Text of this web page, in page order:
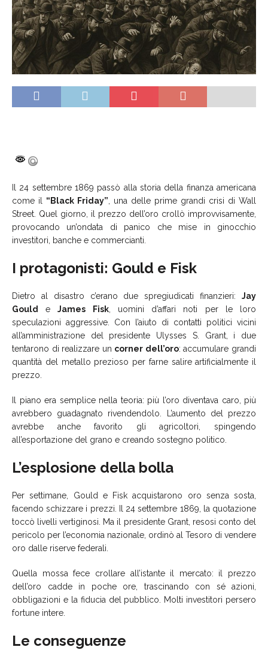
Il 24 settembre 1869 passò alla storia della finanza americana
come il “Black Friday” , una delle prime grandi crisi di Wall
Street. Quel giorno, il prezzo dell’oro crollò improvvisamente,
provocando un’ondata di panico che mise in ginocchio
investitori, banche e commercianti.
I protagonisti: Gould e Fisk
Dietro al disastro c’erano due spregiudicati finanzieri: Jay
Gould
eJames Fisk, uomini d’affari noti per le loro
speculazioni aggressive. Con l’aiuto di contatti politici vicini
all’amministrazione del presidente Ulysses S. Grant, i due
tentarono di realizzare un corner dell’oro: accumulare grandi
quantità del metallo prezioso per farne salire artificialmente il
prezzo.
Il piano era semplice nella teoria: più l’oro diventava caro, più
avrebbero guadagnato rivendendolo. L’aumento del prezzo
avrebbe anche favorito gli agricoltori, spingendo
all’esportazione del grano e creando sostegno politico.
L’esplosione della bolla
Per settimane, Gould e Fisk acquistarono oro senza sosta,
facendo schizzare i prezzi. Il 24 settembre 1869, la quotazione
toccò livelli vertiginosi. Ma il presidente Grant, resosi conto del
pericolo per l’economia nazionale, ordinò al Tesoro di vendere
oro dalle riserve federali.
Quella mossa fece crollare all’istante il mercato: il prezzo
dell’oro cadde in poche ore, trascinando con sé azioni,
obbligazioni e la fiducia del pubblico. Molti investitori persero
fortune intere.
Le conseguenze